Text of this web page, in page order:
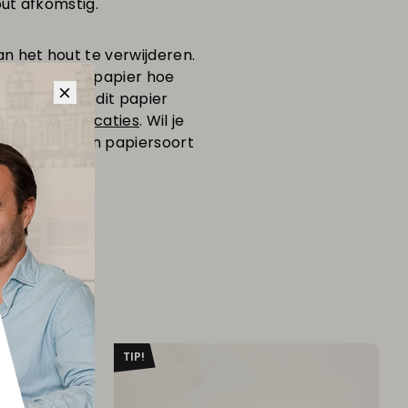
het hout te verwijderen.
witter het papier hoe
is, wordt dit papier
. Wil je
papiersoort
TIP!